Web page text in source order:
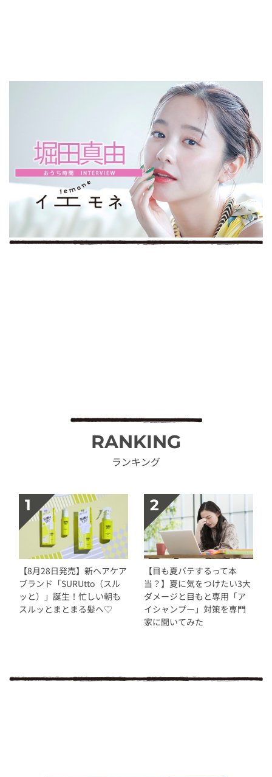
RANKING
ランキング
【8月28日発売】新ヘアケア
ブランド「SURUtto（スル
ッと）」誕生！忙しい朝も
スルッとまとまる髪へ♡
【目も夏バテするって本
当？】夏に気をつけたい3大
ダメージと目もと専用「ア
イシャンプー」対策を専門
家に聞いてみた